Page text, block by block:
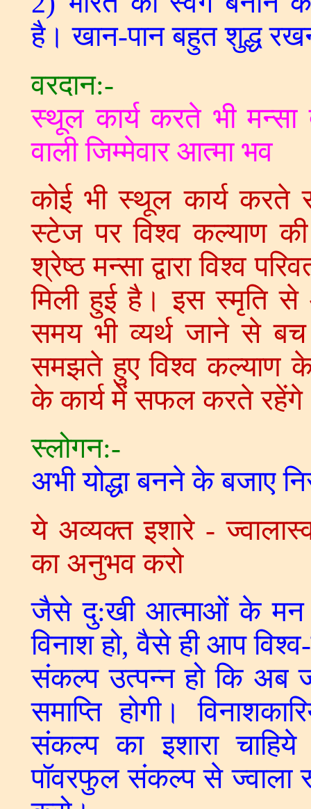
है। खान-पान बहुत शुद्ध
वरदान:-
स्थूल कार्य करते भी मन्सा
वाली जिम्मेवार आत्मा भव
कोई भी स्थूल कार्य करते
स्टेज पर विश्व कल्याण
श्रेष्ठ मन्सा द्वारा विश्व
मिली हुई है। इस स्मृति से
समय भी व्यर्थ जाने से
समझते हुए विश्व कल्याण
के कार्य में सफल करते
स्लोगन:-
अभी योद्धा बनने के बजाए
ये अव्यक्त इशारे -
का अनुभव करो
जैसे दु:खी आत्माओं के
विनाश हो, वैसे ही आप
संकल्प उत्पन्न हो कि अब
समाप्ति होगी।
संकल्प का इशारा
पॉवरफुल संकल्प से ज्वाला